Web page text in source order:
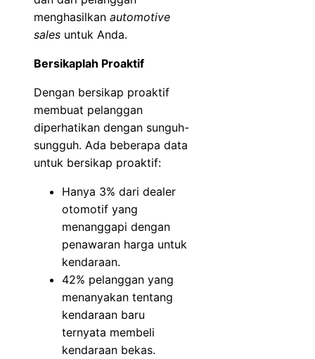
menghasilkan automotive
sales untuk Anda.
Bersikaplah Proaktif
Dengan bersikap proaktif
membuat pelanggan
diperhatikan dengan sunguh-
sungguh. Ada beberapa data
untuk bersikap proaktif:
Hanya 3% dari dealer
otomotif yang
menanggapi dengan
penawaran harga untuk
kendaraan.
42% pelanggan yang
menanyakan tentang
kendaraan baru
ternyata membeli
kendaraan bekas.